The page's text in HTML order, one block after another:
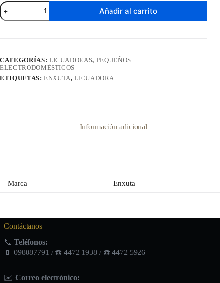
Licuadora
Enxuta
1,5
Añadir al carrito
CATEGORÍAS: LICUADORAS, PEQUEÑOS
ELECTRODOMÉSTICOS
ETIQUETAS:ENXUTA,LICUADORA
Información adicional
Marca Enxuta
Contáctanos
📞 Teléfonos:
📱 098887791 / ☎️ 4472 1938 / ☎️ 4472 5926
✉️ Correo electrónico: